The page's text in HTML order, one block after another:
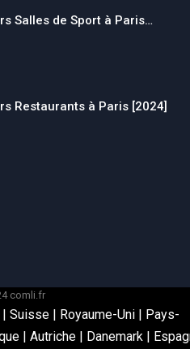
Salles de Sport à Paris…
Restaurants à Paris [2024]
comli.fr
| Suisse | Royaume-Uni | Pays-
| Autriche | Danemark |